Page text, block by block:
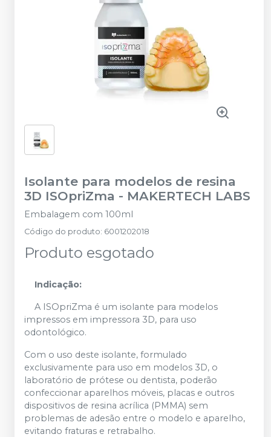
Isolante para modelos de resina
3D ISOpriZma - MAKERTECH LABS
Embalagem com 100ml
Código do produto: 6001202018
Produto esgotado
Indicação:
A ISOpriZma é um isolante para modelos
impressos em impressora 3D, para uso
odontológico.
Com o uso deste isolante, formulado
exclusivamente para uso em modelos 3D, o
laboratório de prótese ou dentista, poderão
confeccionar aparelhos móveis, placas e outros
dispositivos de resina acrílica (PMMA) sem
problemas de adesão entre o modelo e aparelho,
evitando fraturas e retrabalho.